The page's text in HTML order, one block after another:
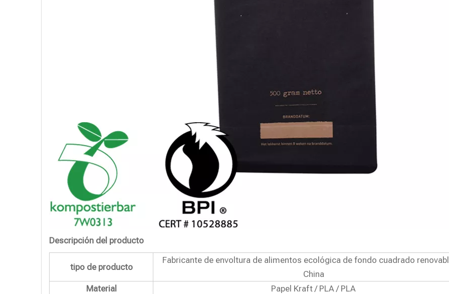
Descripción del producto
tipo de producto
Fabricante de envoltura de alimentos ecológica de fondo cuadrado
China
Material
Papel Kraft / PLA / PLA